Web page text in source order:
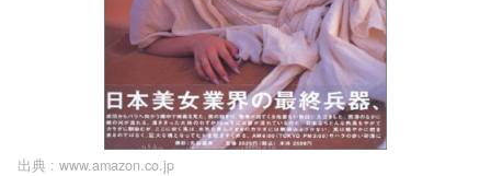
出典 : www.amazon.co.jp